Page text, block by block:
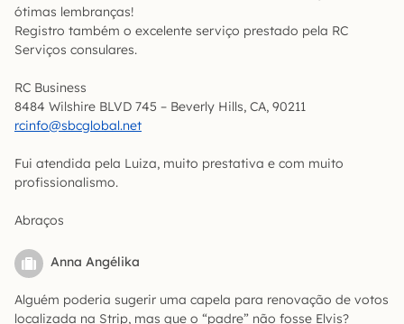
ótimas lembranças!
Registro também o excelente serviço prestado pela RC
Serviços consulares.
RC Business
8484 Wilshire BLVD 745 – Beverly Hills, CA, 90211
rcinfo@sbcglobal.net
Fui atendida pela Luiza, muito prestativa e com muito
profissionalismo.
Abraços
Anna Angélika
Alguém poderia sugerir uma capela para renovação de votos
localizada na Strip, mas que o “padre” não fosse Elvis?